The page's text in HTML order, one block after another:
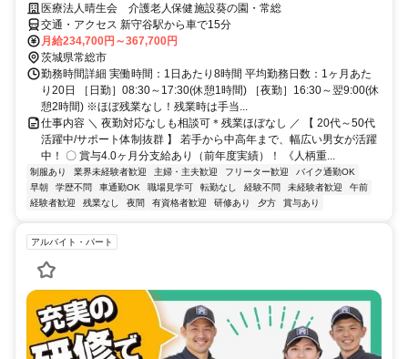
医療法人晴生会 介護老人保健施設葵の園・常総
交通・アクセス 新守谷駅から車で15分
月給234,700円～367,700円
茨城県常総市
勤務時間詳細 実働時間：1日あたり8時間 平均勤務日数：1ヶ月あた
り20日 ［日勤］08:30～17:30(休憩1時間) ［夜勤］16:30～翌9:00(休
憩2時間) ※ほぼ残業なし！残業時は手当...
仕事内容 ＼ 夜勤対応なしも相談可＊残業ほぼなし ／ 【 20代～50代
活躍中/サポート体制抜群 】 若手から中高年まで、幅広い男女が活躍
中！ 〇 賞与4.0ヶ月分支給あり（前年度実績）！ 《人柄重...
制服あり 業界未経験者歓迎 主婦・主夫歓迎 フリーター歓迎
バイク通勤OK
早朝
学歴不問 車通勤OK 職場見学可 転勤なし 経験不問 未経験者歓迎
午前
経験者歓迎
残業なし 夜間 有資格者歓迎 研修あり 夕方 賞与あり
アルバイト・パート